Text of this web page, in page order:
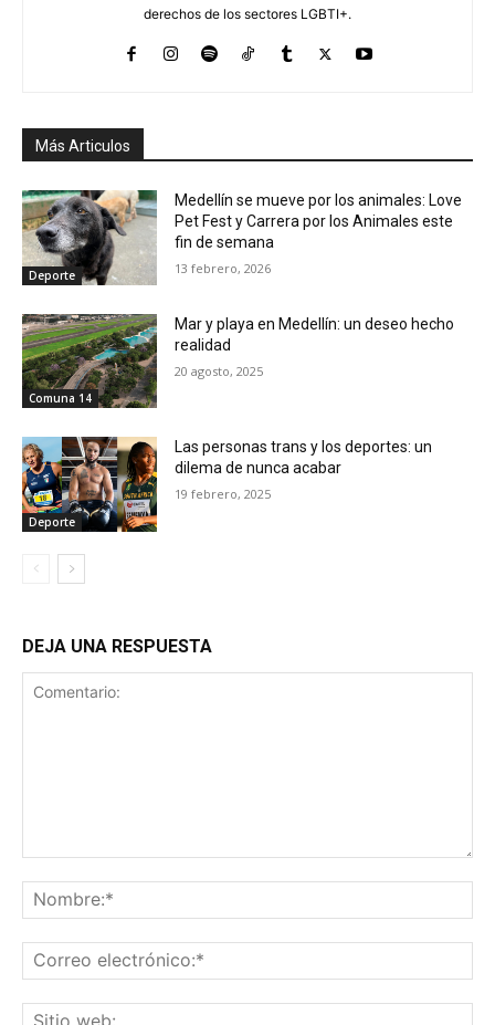
derechos de los sectores LGBTI+.
Más Articulos
Deporte
Medellín se mueve por los animales: Love
Pet Fest y Carrera por los Animales este
fin de semana
13 febrero, 2026
Comuna 14
Mar y playa en Medellín: un deseo hecho
realidad
20 agosto, 2025
Deporte
Las personas trans y los deportes: un
dilema de nunca acabar
19 febrero, 2025
DEJA UNA RESPUESTA